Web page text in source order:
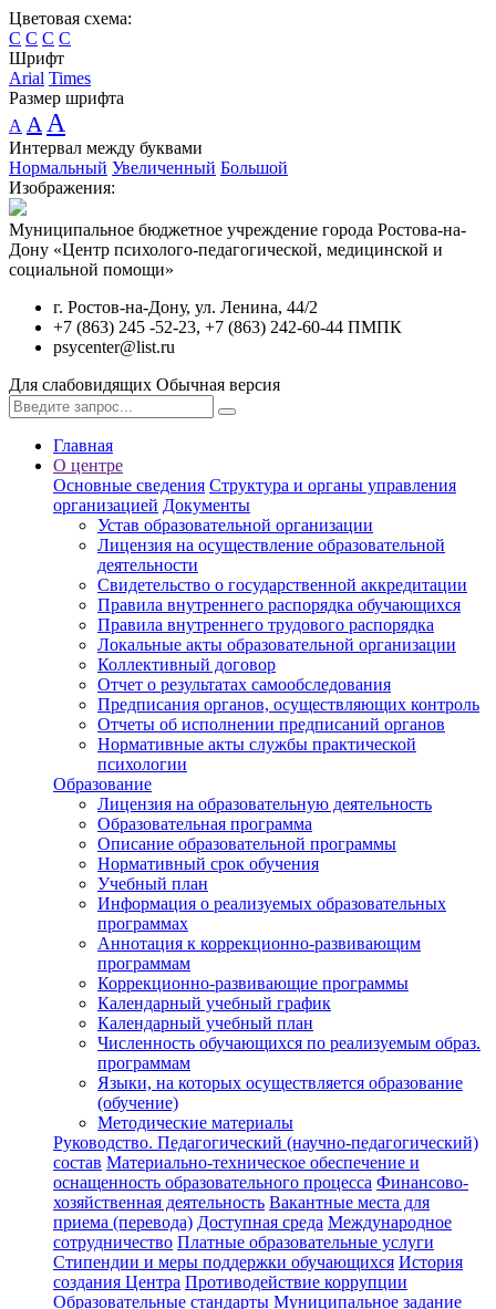
Цветовая схема:
C C C C
Шрифт
Arial Times
Размер шрифта
A A A
Интервал между буквами
Нормальный Увеличенный Большой
Изображения:
Муниципальное бюджетное учреждение города Ростова-на-
Дону «Центр психолого-педагогической, медицинской и
социальной помощи»
г. Ростов-на-Дону, ул. Ленина, 44/2
+7 (863) 245 -52-23, +7 (863) 242-60-44 ПМПК
psycenter@list.ru
Для слабовидящих Обычная версия
Главная
О центре
Основные сведения Структура и органы управления
организацией Документы
Устав образовательной организации
Лицензия на осуществление образовательной
деятельности
Свидетельство о государственной аккредитации
Правила внутреннего распорядка обучающихся
Правила внутреннего трудового распорядка
Локальные акты образовательной организации
Коллективный договор
Отчет о результатах самообследования
Предписания органов, осуществляющих контроль
Отчеты об исполнении предписаний органов
Нормативные акты службы практической
психологии
Образование
Лицензия на образовательную деятельность
Образовательная программа
Описание образовательной программы
Нормативный срок обучения
Учебный план
Информация о реализуемых образовательных
программах
Аннотация к коррекционно-развивающим
программам
Коррекционно-развивающие программы
Календарный учебный график
Календарный учебный план
Численность обучающихся по реализуемым образ.
программам
Языки, на которых осуществляется образование
(обучение)
Методические материалы
Руководство. Педагогический (научно-педагогический)
состав Материально-техническое обеспечение и
оснащенность образовательного процесса Финансово-
хозяйственная деятельность Вакантные места для
приема (перевода) Доступная среда Международное
сотрудничество Платные образовательные услуги
Стипендии и меры поддержки обучающихся История
создания Центра Противодействие коррупции
Образовательные стандарты Муниципальное задание